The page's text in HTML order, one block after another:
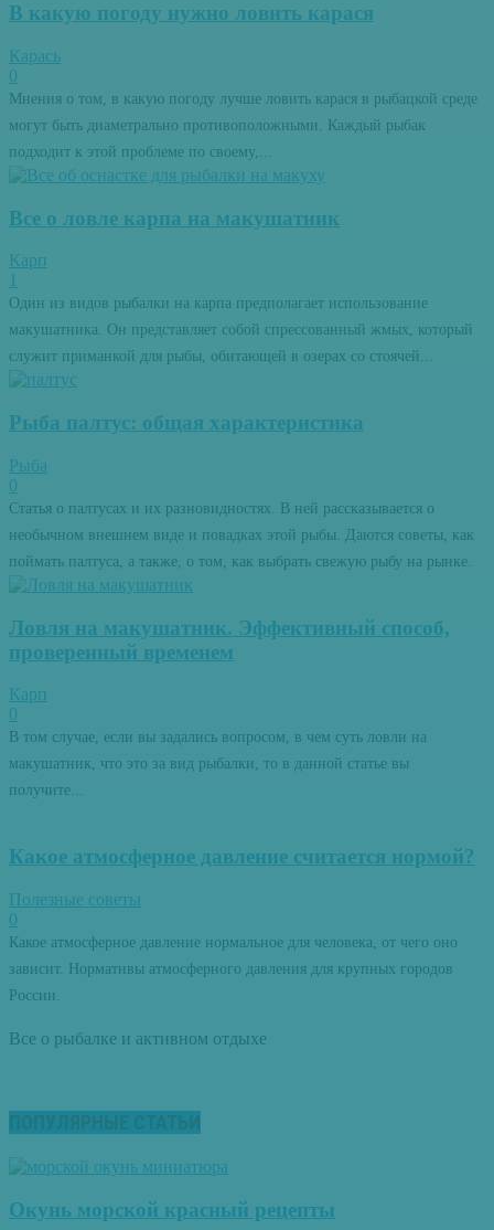
В какую погоду нужно ловить карася
Карась
0
Мнения о том, в какую погоду лучше ловить карася в рыбацкой среде
могут быть диаметрально противоположными. Каждый рыбак
подходит к этой проблеме по своему,...
Все о ловле карпа на макушатник
Карп
1
Один из видов рыбалки на карпа предполагает использование
макушатника. Он представляет собой спрессованный жмых, который
служит приманкой для рыбы, обитающей в озерах со стоячей...
Рыба палтус: общая характеристика
Рыба
0
Статья о палтусах и их разновидностях. В ней рассказывается о
необычном внешнем виде и повадках этой рыбы. Даются советы, как
поймать палтуса, а также, о том, как выбрать свежую рыбу на рынке.
Ловля на макушатник. Эффективный способ,
проверенный временем
Карп
0
В том случае, если вы задались вопросом, в чем суть ловли на
макушатник, что это за вид рыбалки, то в данной статье вы
получите...
Какое атмосферное давление считается нормой?
Полезные советы
0
Какое атмосферное давление нормальное для человека, от чего оно
зависит. Нормативы атмосферного давления для крупных городов
России.
Все о рыбалке и активном отдыхе
ПОПУЛЯРНЫЕ СТАТЬИ
Окунь морской красный рецепты